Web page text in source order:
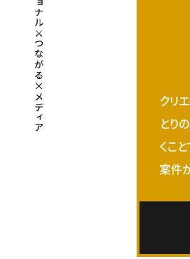
クリ
とり
くこ
案件